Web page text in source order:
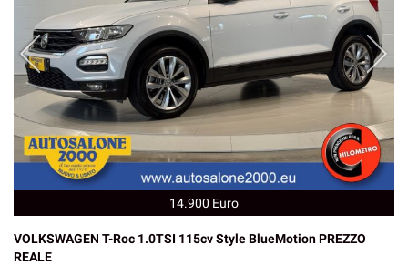
14.900 Euro
VOLKSWAGEN T-Roc 1.0TSI 115cv Style BlueMotion PREZZO
REALE